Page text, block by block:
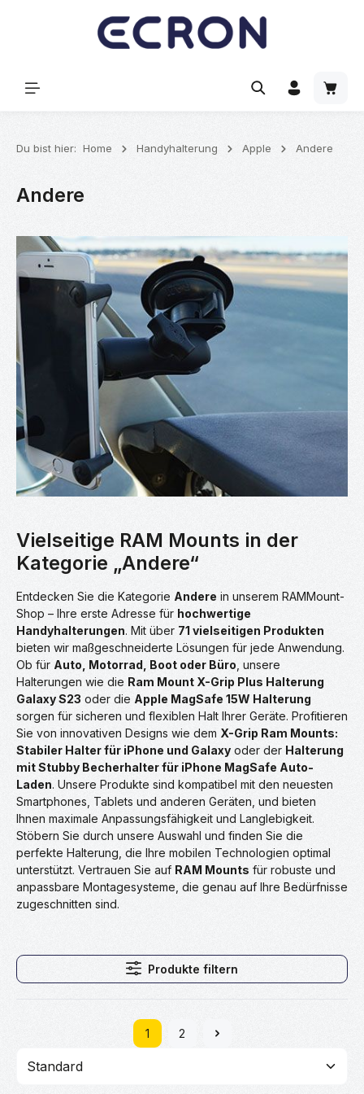
Du bist hier: Home Handyhalterung Apple Andere
Andere
Vielseitige RAM Mounts in der
Kategorie „Andere“
Entdecken Sie die Kategorie Andere in unserem RAMMount-
Shop – Ihre erste Adresse für hochwertige
Handyhalterungen. Mit über 71 vielseitigen Produkten
bieten wir maßgeschneiderte Lösungen für jede Anwendung.
Ob für Auto, Motorrad, Boot oder Büro , unsere
Halterungen wie die Ram Mount X-Grip Plus Halterung
Galaxy S23 oder die Apple MagSafe 15W Halterung
sorgen für sicheren und flexiblen Halt Ihrer Geräte. Profitieren
Sie von innovativen Designs wie dem X-Grip Ram Mounts:
Stabiler Halter für iPhone und Galaxy oder der Halterung
mit Stubby Becherhalter für iPhone MagSafe Auto-
Laden. Unsere Produkte sind kompatibel mit den neuesten
Smartphones, Tablets und anderen Geräten, und bieten
Ihnen maximale Anpassungsfähigkeit und Langlebigkeit.
Stöbern Sie durch unsere Auswahl und finden Sie die
perfekte Halterung, die Ihre mobilen Technologien optimal
unterstützt. Vertrauen Sie auf RAM Mounts für robuste und
anpassbare Montagesysteme, die genau auf Ihre Bedürfnisse
zugeschnitten sind.
Produkte filtern
Seite
1
Seite
2